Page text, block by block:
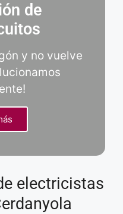
de
y no vuelve
electricistas